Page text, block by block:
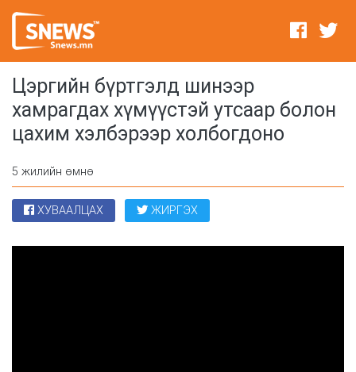
Цэргийн бүртгэлд шинээр
хамрагдах хүмүүстэй утсаар болон
цахим хэлбэрээр холбогдоно
5 жилийн өмнө
ХУВААЛЦАХ ЖИРГЭХ